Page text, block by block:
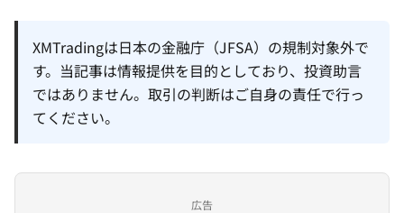
XMTradingは日本の金融庁（JFSA）の規制対象外で
す。当記事は情報提供を目的としており、投資助言
ではありません。取引の判断はご自身の責任で行っ
てください。
広告